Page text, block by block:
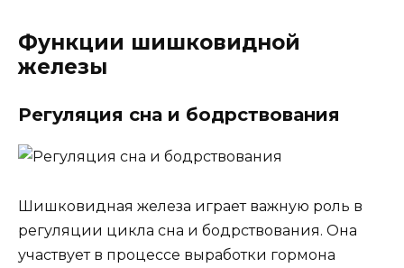
Функции шишковидной
железы
Регуляция сна и бодрствования
Шишковидная железа играет важную роль в
регуляции цикла сна и бодрствования. Она
участвует в процессе выработки гормона